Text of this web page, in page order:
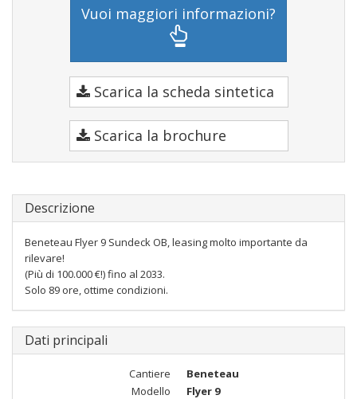
Vuoi maggiori informazioni?
Scarica la scheda sintetica
Scarica la brochure
Descrizione
Beneteau Flyer 9 Sundeck OB, leasing molto importante da
rilevare!
(Più di 100.000 €!) fino al 2033.
Solo 89 ore, ottime condizioni.
Dati principali
Cantiere
Beneteau
Modello
Flyer 9